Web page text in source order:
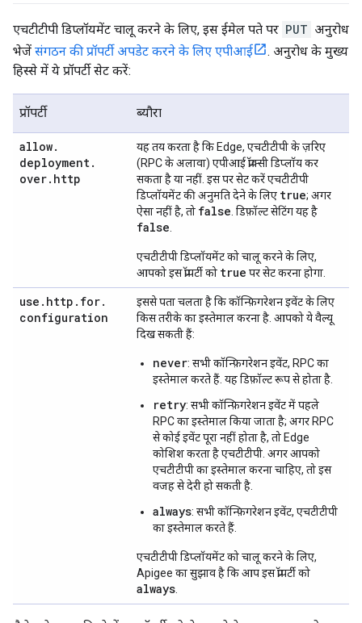
एचटीटीपी डिप्लॉयमेंट चालू करने के लिए, इस ईमेल पते पर PUT अनुरोध
भेजें संगठन की प्रॉपर्टी अपडेट करने के लिए एपीआई
. अनुरोध के मुख्य
हिस्से में ये प्रॉपर्टी सेट करें:
प्रॉपर्टी ब्यौरा
allow.
deployment.
over. http
यह तय करता है कि Edge, एचटीटीपी के ज़रिए
(RPC के अलावा) एपीआई प्रॉक्सी डिप्लॉय कर
सकता है या नहीं. इस पर सेट करें एचटीटीपी
डिप्लॉयमेंट की अनुमति देने के लिए true; अगर
ऐसा नहीं है, तो false . डिफ़ॉल्ट सेटिंग यह है
false
एचटीटीपी डिप्लॉयमेंट को चालू करने के लिए,
आपको इस प्रॉपर्टी को true पर सेट करना होगा.
use . http . for.
configuration
इससे पता चलता है कि कॉन्फ़िगरेशन इवेंट के लिए
किस तरीके का इस्तेमाल करना है. आपको ये वैल्यू
दिख सकती हैं:
never: सभी कॉन्फ़िगरेशन इवेंट, RPC का
इस्तेमाल करते हैं. यह डिफ़ॉल्ट रूप से होता है.
retry: सभी कॉन्फ़िगरेशन इवेंट में पहले
RPC का इस्तेमाल किया जाता है; अगर RPC
से कोई इवेंट पूरा नहीं होता है, तो Edge
कोशिश करता है एचटीटीपी. अगर आपको
एचटीटीपी का इस्तेमाल करना चाहिए, तो इस
वजह से देरी हो सकती है.
always: सभी कॉन्फ़िगरेशन इवेंट, एचटीटीपी
का इस्तेमाल करते हैं.
एचटीटीपी डिप्लॉयमेंट को चालू करने के लिए,
Apigee का सुझाव है कि आप इस प्रॉपर्टी को
always